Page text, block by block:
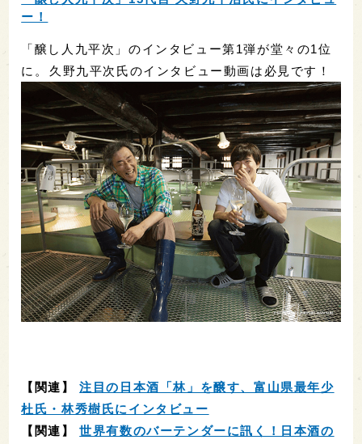
ー！
「醸し人九平次」のインタビュー第1弾が堂々の1位
に。久野九平次氏のインタビュー動画は必見です！
【関連】注目の日本酒「林」を醸す、富山県最年少
杜氏・林秀樹氏にインタビュー
【関連】世界有数のバーテンダーに訊く！日本酒の